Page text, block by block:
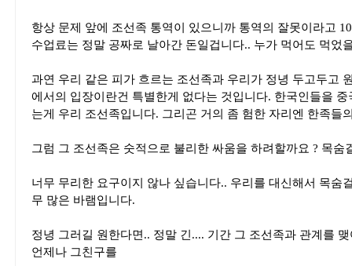
항상 문제 앞에 조선족 통역이 있으니까 통역의 잘못이라고
수업료는 정말 공짜로 날아간 돈일겁니다.. 누가 먹어도 먹었
과연 우리 같은 피가 흐르는 조선족과 우리가 정녕 두고두고
에서의 입장이란건 특별한게 없다는 것입니다. 한국인들을
는게 우리 조선족입니다. 그리곤 거의 좀 험한 자리엔 한족들
그럼 그 조선족은 숫적으로 불리한 싸움을 하려할까요 ? 목숨
너무 무리한 요구이지 않나 싶습니다.. 우리를 대신해서 목숨
무 많은 바램입니다.
정녕 그러길 원한다면.. 정말 긴.... 기간 그 조선족과 관계를
언제나 그친구를